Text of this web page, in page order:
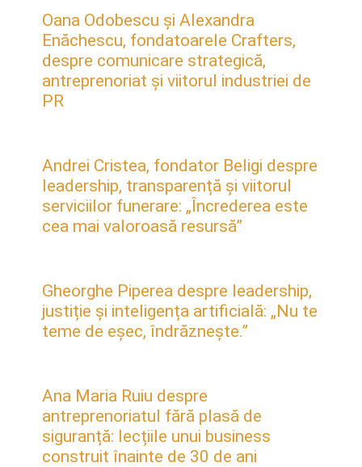
Oana Odobescu și Alexandra
Enăchescu, fondatoarele Crafters,
despre comunicare strategică,
antreprenoriat și viitorul industriei de
PR
Andrei Cristea, fondator Beligi despre
leadership, transparență și viitorul
serviciilor funerare: „Încrederea este
cea mai valoroasă resursă”
Gheorghe Piperea despre leadership,
justiție și inteligența artificială: „Nu te
teme de eșec, îndrăznește.”
Ana Maria Ruiu despre
antreprenoriatul fără plasă de
siguranță: lecțiile unui business
construit înainte de 30 de ani